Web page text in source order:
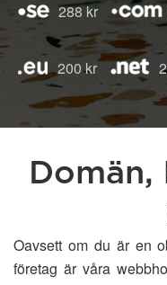
288 kr
200 kr
Domän,
Oavsett om du är en
företag är våra